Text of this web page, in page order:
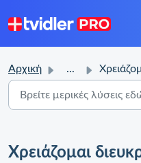
Αρχική ... Χρειάζομαι
Χρειάζομαι